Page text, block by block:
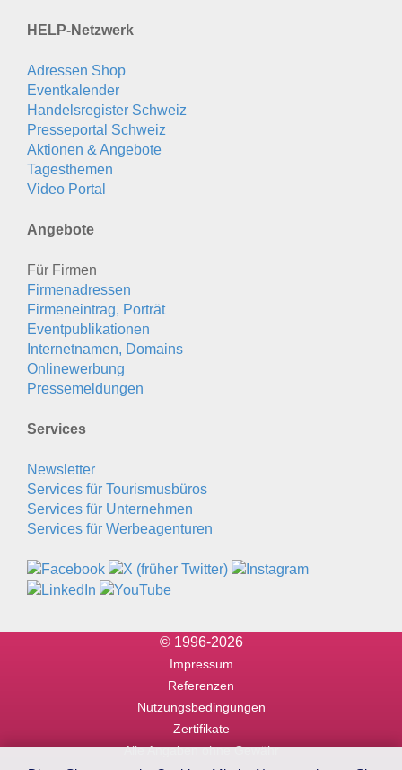
HELP-Netzwerk
Adressen Shop
Eventkalender
Handelsregister Schweiz
Presseportal Schweiz
Aktionen & Angebote
Tagesthemen
Video Portal
Angebote
Für Firmen
Firmenadressen
Firmeneintrag, Porträt
Eventpublikationen
Internetnamen, Domains
Onlinewerbung
Pressemeldungen
Services
Newsletter
Services für Tourismusbüros
Services für Unternehmen
Services für Werbeagenturen
© 1996-2026
Impressum
Referenzen
Nutzungsbedingungen
Zertifikate
Alle Angaben ohne Gewähr